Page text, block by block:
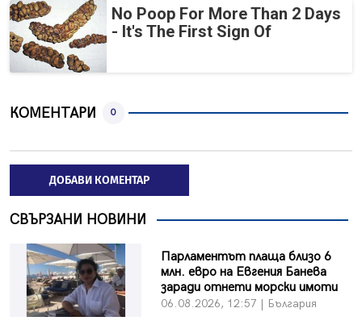
No Poop For More Than 2 Days
- It's The First Sign Of
КОМЕНТАРИ 0
ДОБАВИ КОМЕНТАР
СВЪРЗАНИ НОВИНИ
Парламентът плаща близо 6
млн. евро на Евгения Банева
заради отнети морски имоти
06.08.2026, 12:57 | България